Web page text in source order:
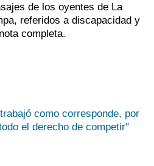
de los oyentes de La
referidos a discapacidad y
completa.